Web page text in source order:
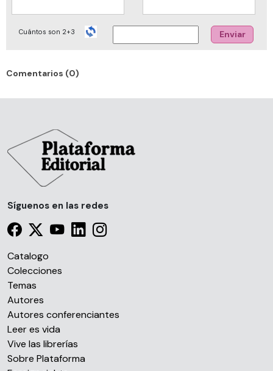
Cuántos son 2+3
Comentarios (0)
Síguenos en las redes
Catalogo
Colecciones
Temas
Autores
Autores conferenciantes
Leer es vida
Vive las librerías
Sobre Plataforma